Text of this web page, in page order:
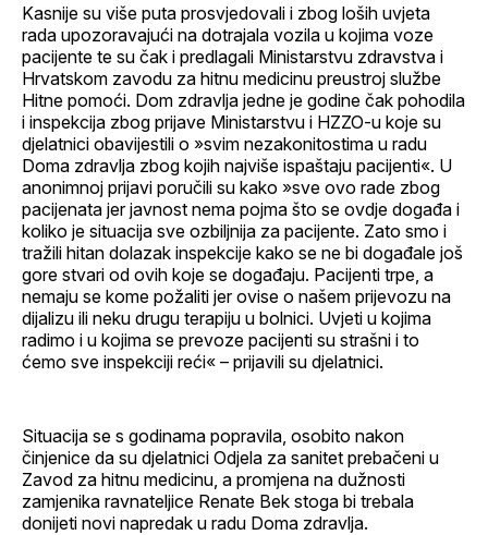
Kasnije su više puta prosvjedovali i zbog loših uvjeta
rada upozoravajući na dotrajala vozila u kojima voze
pacijente te su čak i predlagali Ministarstvu zdravstva i
Hrvatskom zavodu za hitnu medicinu preustroj službe
Hitne pomoći. Dom zdravlja jedne je godine čak pohodila
i inspekcija zbog prijave Ministarstvu i HZZO-u koje su
djelatnici obavijestili o »svim nezakonitostima u radu
Doma zdravlja zbog kojih najviše ispaštaju pacijenti«. U
anonimnoj prijavi poručili su kako »sve ovo rade zbog
pacijenata jer javnost nema pojma što se ovdje događa i
koliko je situacija sve ozbiljnija za pacijente. Zato smo i
tražili hitan dolazak inspekcije kako se ne bi događale još
gore stvari od ovih koje se događaju. Pacijenti trpe, a
nemaju se kome požaliti jer ovise o našem prijevozu na
dijalizu ili neku drugu terapiju u bolnici. Uvjeti u kojima
radimo i u kojima se prevoze pacijenti su strašni i to
ćemo sve inspekciji reći« – prijavili su djelatnici.
Situacija se s godinama popravila, osobito nakon
činjenice da su djelatnici Odjela za sanitet prebačeni u
Zavod za hitnu medicinu, a promjena na dužnosti
zamjenika ravnateljice Renate Bek stoga bi trebala
donijeti novi napredak u radu Doma zdravlja.